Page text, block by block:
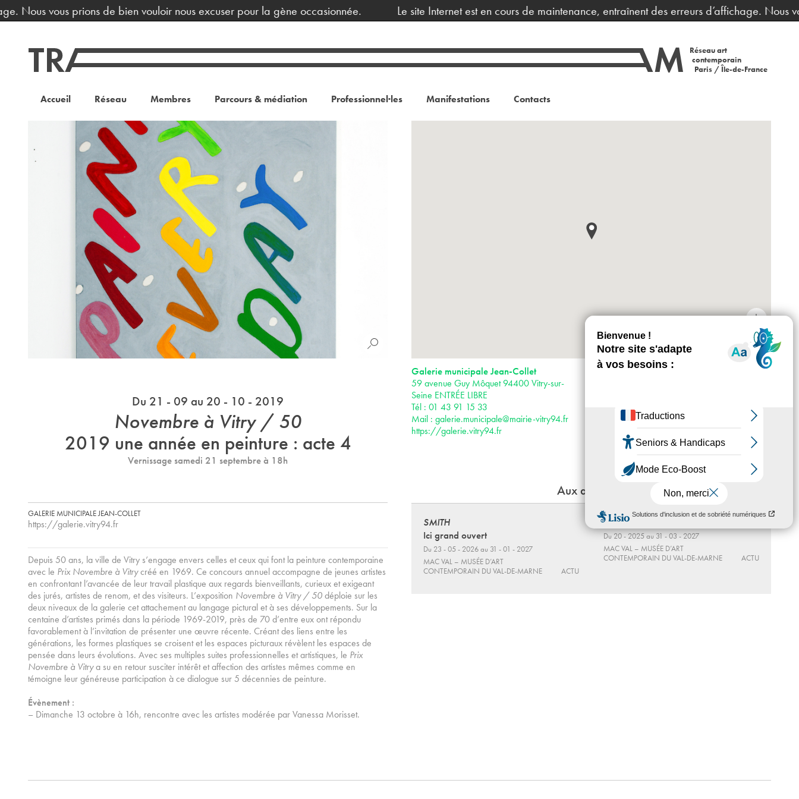
vous prions de bien vouloir nous excuser pour la gène occasionnée. Le site Internet est en cours de maintenance, entraînent des erreurs d’affichage. Nous
Réseau art
contemporain
Paris / Île-de-France
Accueil Réseau Membres Parcours & médiation Professionnel·les Manifestations Contacts
Du 21 - 09 au 20 - 10 - 2019
Novembre à Vitry / 50
2019 une année en peinture : acte 4
Vernissage samedi 21 septembre à 18h
GALERIE MUNICIPALE JEAN-COLLET
https://galerie.vitry94.fr
Depuis 50 ans, la ville de Vitry s’engage envers celles et ceux qui font la peinture contemporaine
avec le Prix Novembre à Vitrycréé en 1969. Ce concours annuel accompagne de jeunes artistes
en confrontant l’avancée de leur travail plastique aux regards bienveillants, curieux et exigeant
des jurés, artistes de renom, et des visiteurs. L’exposition Novembre à Vitry / 50déploie sur les
deux niveaux de la galerie cet attachement au langage pictural et à ses développements. Sur la
centaine d’artistes primés dans la période 1969-2019, près de 70 d’entre eux ont répondu
favorablement à l’invitation de présenter une œuvre récente. Créant des liens entre les
générations, les formes plastiques se croisent et les espaces picturaux révèlent les espaces de
pensée dans leurs évolutions. Avec ses multiples suites professionnelles et artistiques, le Prix
Novembre à Vitrya su en retour susciter intérêt et affection des artistes mêmes comme en
témoigne leur généreuse participation à ce dialogue sur 5 décennies de peinture.
Évènement :
– Dimanche 13 octobre à 16h, rencontre avec les artistes modérée par Vanessa Morisset.
-
Galerie municipale Jean-Collet
59 avenue Guy Môquet 94400 Vitry-sur-
Seine ENTRÉE LIBRE
Tél : 01 43 91 15 33
Mail : galerie.municipale@mairie-vitry94.fr
https://galerie.vitry94.fr
Horaires : Mardi, jeudi, vendredi, samedi et
· Métro 7 et 8
· Tram 9
· Bus 180
Aux alentours
SMITH
Ici grand ouvert
Du 23 - 05 - 2026 au 31 - 01 - 2027
MAC VAL – MUSÉE D’ART
CONTEMPORAIN DU VAL-DE-MARNE
ACTU
Le genre idéal
Du 20 - 2025 au 31 - 03 - 2027
MAC VAL – MUSÉE D’ART
CONTEMPORAIN DU VAL-DE-MARNE
ACTU